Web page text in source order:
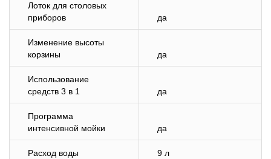
Лоток для столовых
приборов
да
Изменение высоты
корзины
да
Использование
средств 3 в 1
да
Программа
интенсивной мойки
да
Расход воды 9 л